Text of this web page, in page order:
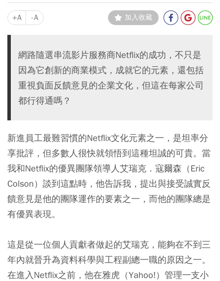
+A -A 加入收藏
網路隨選串流影片服務商Netflix的成功，不只是
因為它創新的商業模式，成就它的元素，還包括
重視負面反饋意見的企業文化，但這在每家公司
都行得通嗎？
新進員工最難習慣的Netflix文化元素之一，是坦率分
享批評，但多數人很快就領悟到這種坦誠的可貴。當
我和Netflix的優異團隊領導人艾瑞克．寇爾森（Eric
Colson）談到這點時，他告訴我，提出與接受誠實反
饋意見是他的團隊運作的要素之一，而他的團隊總是
有優異表現。
這是從一位個人貢獻者做起的艾瑞克，能夠在不到三
年內就晉升為資料科學與工程副總一職的原因之一。
在進入Netflix之前，他在雅虎（Yahoo!）管理一支小